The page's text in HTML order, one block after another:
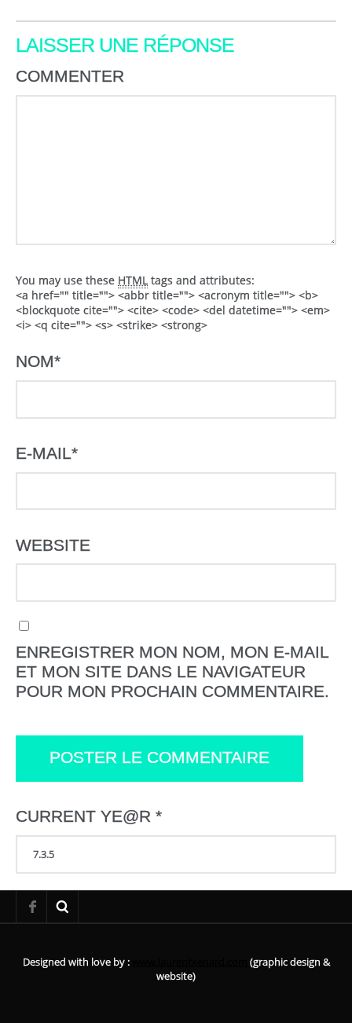
LAISSER UNE RÉPONSE
COMMENTER
You may use these HTML tags and attributes:
<a href="" title=""> <abbr title=""> <acronym title=""> <b>
<blockquote cite=""> <cite> <code> <del datetime=""> <em>
<i> <q cite=""> <s> <strike> <strong>
NOM*
E-MAIL*
WEBSITE
ENREGISTRER MON NOM, MON E-MAIL
ET MON SITE DANS LE NAVIGATEUR
POUR MON PROCHAIN COMMENTAIRE.
CURRENT YE@R *
Designed with love by :
(graphic design &
website)